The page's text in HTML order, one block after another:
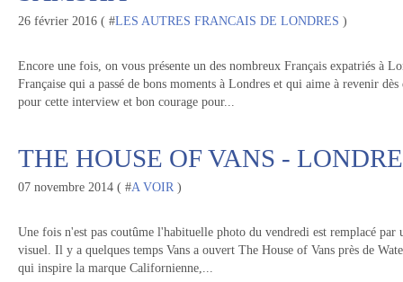
26 février 2016 ( #LES AUTRES FRANCAIS DE LONDRES )
Encore une fois, on vous présente un des nombreux Français expatriés à
Française qui a passé de bons moments à Londres et qui aime à revenir
pour cette interview et bon courage pour...
THE HOUSE OF VANS -
07 novembre 2014 ( #A VOIR )
Une fois n'est pas coutûme l'habituelle photo du vendredi est remplacé par
visuel. Il y a quelques temps Vans a ouvert The House of Vans près de
qui inspire la marque Californienne,...